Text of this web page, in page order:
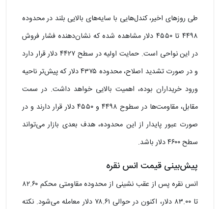
طی روزهای اخیر، کندل‌هایی با سایه‌های بالایی بلند در محدوده
۴۴۹۸ تا ۴۵۵۰ دلار مشاهده شده که نشان‌دهنده فشار فروش
در این نواحی است. حمایت اولیه در سطح ۴۴۲۷ دلار قرار دارد
و در صورت تشدید اصلاح، محدوده ۴۳۷۵ دلار که پیش‌تر ناحیه
ورود خریداران بوده، اهمیت بالایی خواهد داشت. در سمت
مقابل، مقاومت‌ها در سطوح ۴۴۹۸ و ۴۵۵۰ دلار قرار دارند و در
صورت عبور پایدار از این محدوده، هدف بعدی بازار می‌تواند
سطح ۴۶۰۰ دلار باشد.
پیش‌بینی قیمت انس نقره
انس نقره پس از عقب ‌نشینی از محدوده مقاومتی محکم ۸۲.۶۰
تا ۸۳.۰۰ دلار، اکنون در حوالی ۷۸.۶۱ دلار معامله می‌شود. نکته